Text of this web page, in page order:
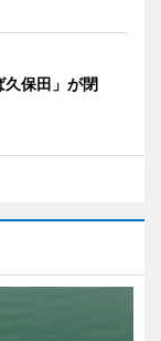
久保田」が閉